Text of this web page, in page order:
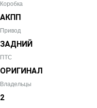
Коробка
АКПП
Привод
ЗАДНИЙ
ПТС
ОРИГИНАЛ
Владельцы
2